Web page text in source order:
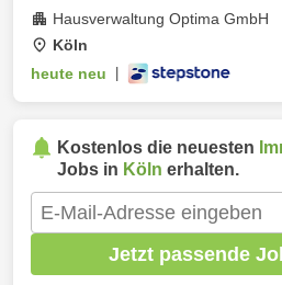
Hausverwaltung Optima GmbH
Köln
heute neu
Kostenlos die neuesten
Jobs in Köln erhalten.
Jetzt passende